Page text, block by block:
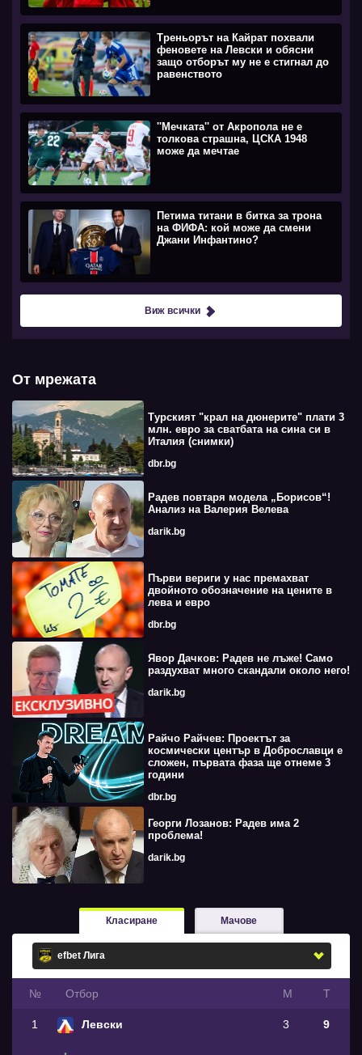
Треньорът на Кайрат похвали
феновете на Левски и обясни
защо отборът му не е стигнал до
равенството
''Мечката'' от Акропола не е
толкова страшна, ЦСКА 1948
може да мечтае
Петима титани в битка за трона
на ФИФА: кой може да смени
Джани Инфантино?
Виж всички
От мрежата
Турският "крал на дюнерите" плати 3
млн. евро за сватбата на сина си в
Италия (снимки)
dbr.bg
Радев повтаря модела „Борисов“!
Анализ на Валерия Велева
darik.bg
Първи вериги у нас премахват
двойното обозначение на цените в
лева и евро
dbr.bg
Явор Дачков: Радев не лъже! Само
раздухват много скандали около него!
darik.bg
Райчо Райчев: Проектът за
космически център в Доброславци е
сложен, първата фаза ще отнеме 3
години
dbr.bg
Георги Лозанов: Радев има 2
проблема!
darik.bg
Класиране Мачове
№ Oтбор М Т
1 Левски 3 9